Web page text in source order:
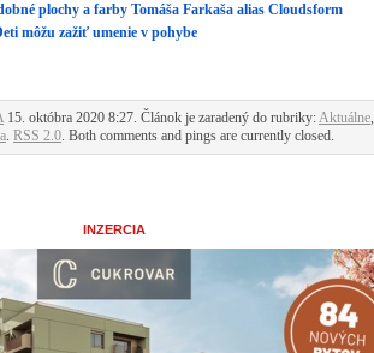
plochy a farby Tomáša Farkaša alias Cloudsform
môžu zažiť umenie v pohybe
15. októbra 2020 8:27. Článok je zaradený do rubriky:Aktuálne,
. RSS 2.0. Both comments and pings are currently closed.
INZERCIA